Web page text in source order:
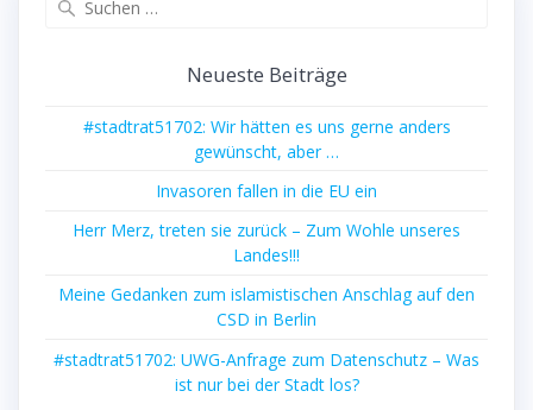
Neueste Beiträge
#stadtrat51702: Wir hätten es uns gerne anders
gewünscht, aber …
Invasoren fallen in die EU ein
Herr Merz, treten sie zurück – Zum Wohle unseres
Landes!!!
Meine Gedanken zum islamistischen Anschlag auf den
CSD in Berlin
#stadtrat51702: UWG-Anfrage zum Datenschutz – Was
ist nur bei der Stadt los?